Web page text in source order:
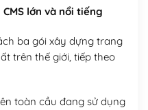
(+950,000₫)
lớn và nổi tiếng
ba gói xây dựng trang
trên thế giới, tiếp theo
toàn cầu đang sử dụng